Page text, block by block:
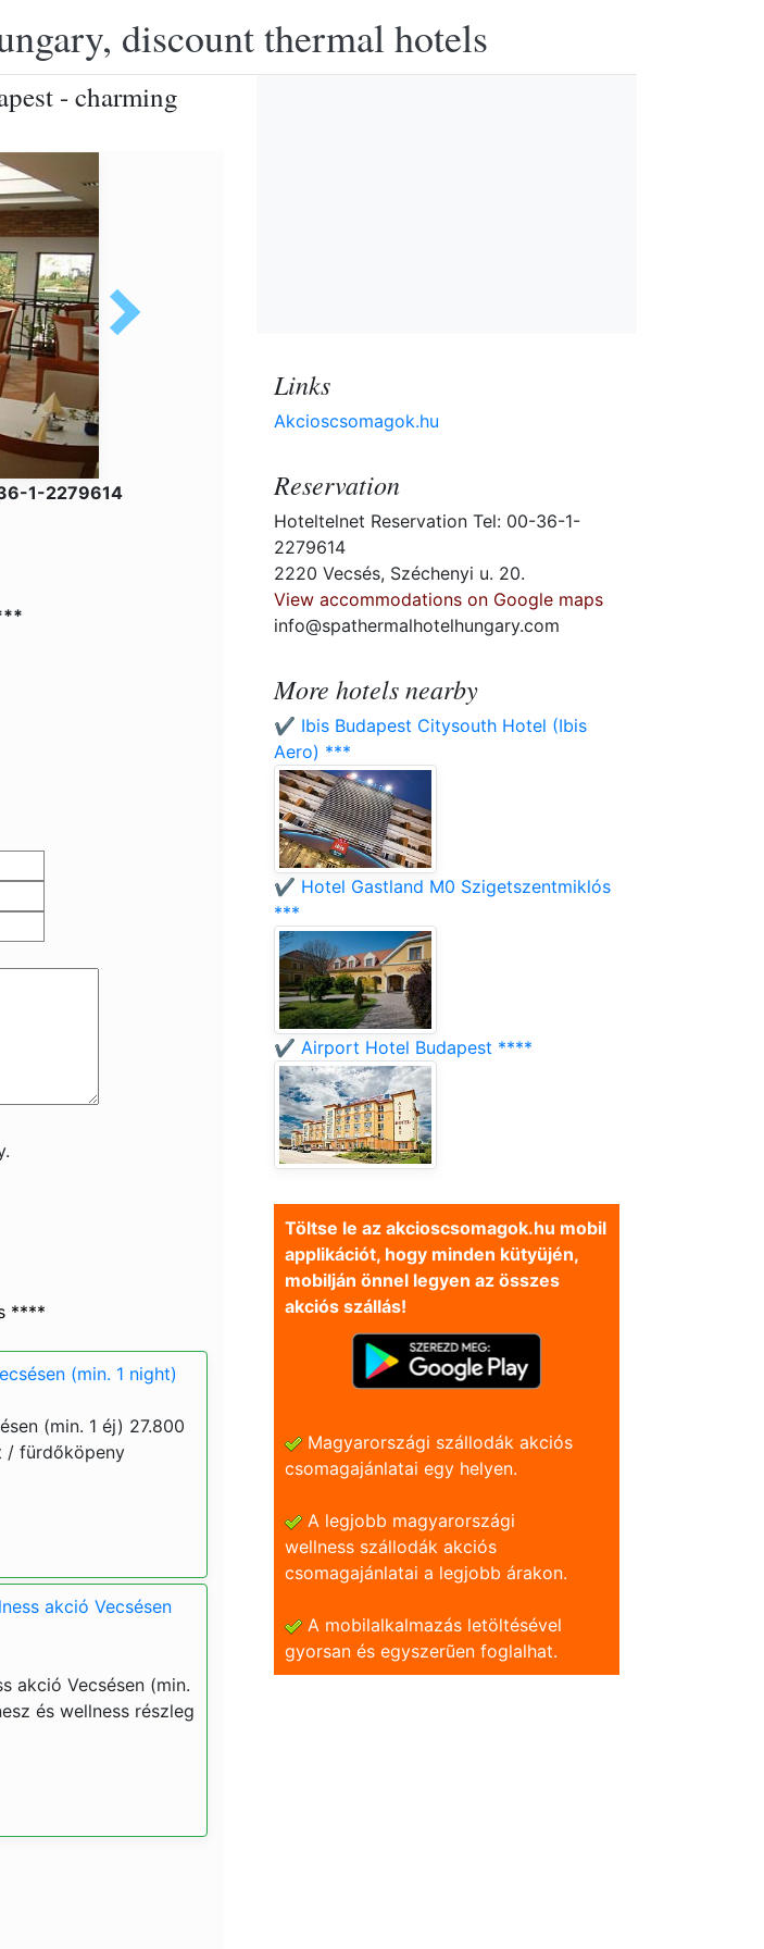
discount thermal hotels
- charming
1-2279614
****
(min. 1 night)
(min. 1 éj) 27.800
/ fürdőköpeny
akció Vecsésen
akció Vecsésen (min.
és wellness részleg
Links
Akcioscsomagok.hu
Reservation
Hoteltelnet Reservation Tel: 00-36-1-
2279614
2220 Vecsés, Széchenyi u. 20.
View accommodations on Google maps
info@spathermalhotelhungary.com
More hotels nearby
✔️ Ibis Budapest Citysouth Hotel (Ibis
Aero) ***
✔️ Hotel Gastland M0 Szigetszentmiklós
***
✔️ Airport Hotel Budapest ****
Töltse le az akcioscsomagok.hu mobil
applikációt, hogy minden kütyüjén,
mobilján önnel legyen az összes
akciós szállás!
Magyarországi szállodák akciós
csomagajánlatai egy helyen.
A legjobb magyarországi
wellness szállodák akciós
csomagajánlatai a legjobb árakon.
A mobilalkalmazás letöltésével
gyorsan és egyszerũen foglalhat.